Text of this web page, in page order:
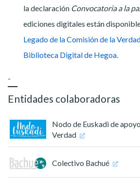
la declaración Convocatoria a la
ediciones digitales están
Legado de la Comisión de la
Biblioteca Digital de Hegoa.
-
Entidades colaboradoras
Nodo de Euskadi de
Verdad
Colectivo Bachué